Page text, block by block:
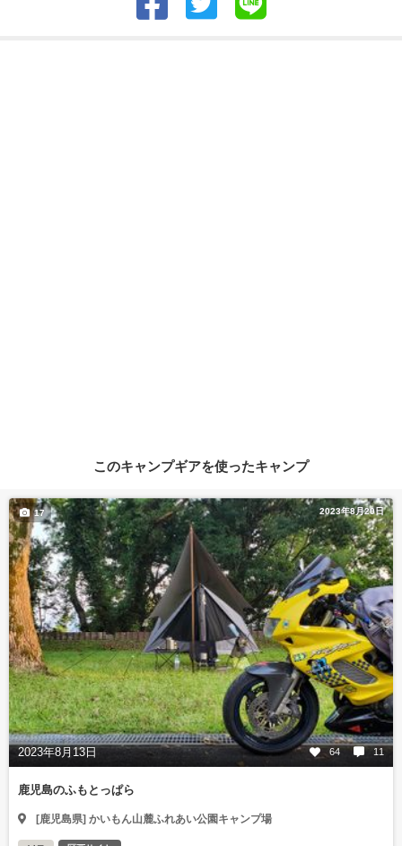
このキャンプギアを使ったキャンプ
2023年8月20日
2023年8月13日 64 11
17
鹿児島のふもとっぱら
[鹿児島県] かいもん山麓ふれあい公園キャンプ場